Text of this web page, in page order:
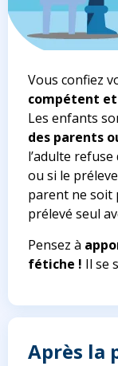
Vous confiez
compétent
Les enfants
des parents
l’adulte
ou si le
parent ne soit
prélevé seul
Pensez à
fétiche ! Il se
Après la